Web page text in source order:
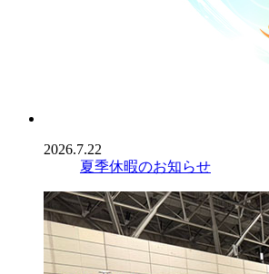
2026.7.22
夏季休暇のお知らせ